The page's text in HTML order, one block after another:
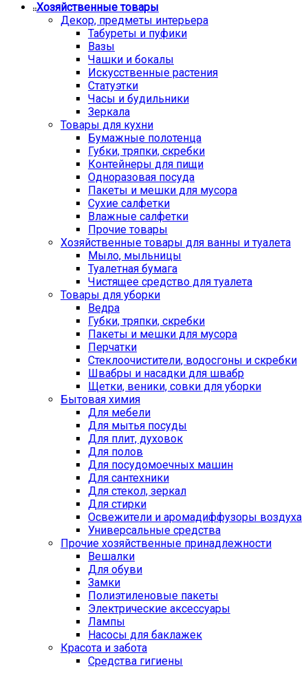
Хозяйственные товары
Декор, предметы интерьера
Табуреты и пуфики
Вазы
Чашки и бокалы
Искусственные растения
Статуэтки
Часы и будильники
Зеркала
Товары для кухни
Бумажные полотенца
Губки, тряпки, скребки
Контейнеры для пищи
Одноразовая посуда
Пакеты и мешки для мусора
Сухие салфетки
Влажные салфетки
Прочие товары
Хозяйственные товары для ванны и туалета
Мыло, мыльницы
Туалетная бумага
Чистящее средство для туалета
Товары для уборки
Ведра
Губки, тряпки, скребки
Пакеты и мешки для мусора
Перчатки
Стеклоочистители, водосгоны и скребки
Швабры и насадки для швабр
Щетки, веники, совки для уборки
Бытовая химия
Для мебели
Для мытья посуды
Для плит, духовок
Для полов
Для посудомоечных машин
Для сантехники
Для стекол, зеркал
Для стирки
Освежители и аромадиффузоры воздуха
Универсальные средства
Прочие хозяйственные принадлежности
Вешалки
Для обуви
Замки
Полиэтиленовые пакеты
Электрические аксессуары
Лампы
Насосы для баклажек
Красота и забота
Средства гигиены